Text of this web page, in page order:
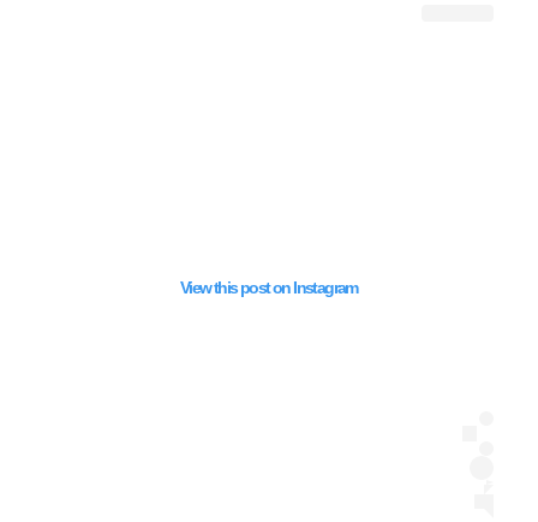
View this post on Instagram